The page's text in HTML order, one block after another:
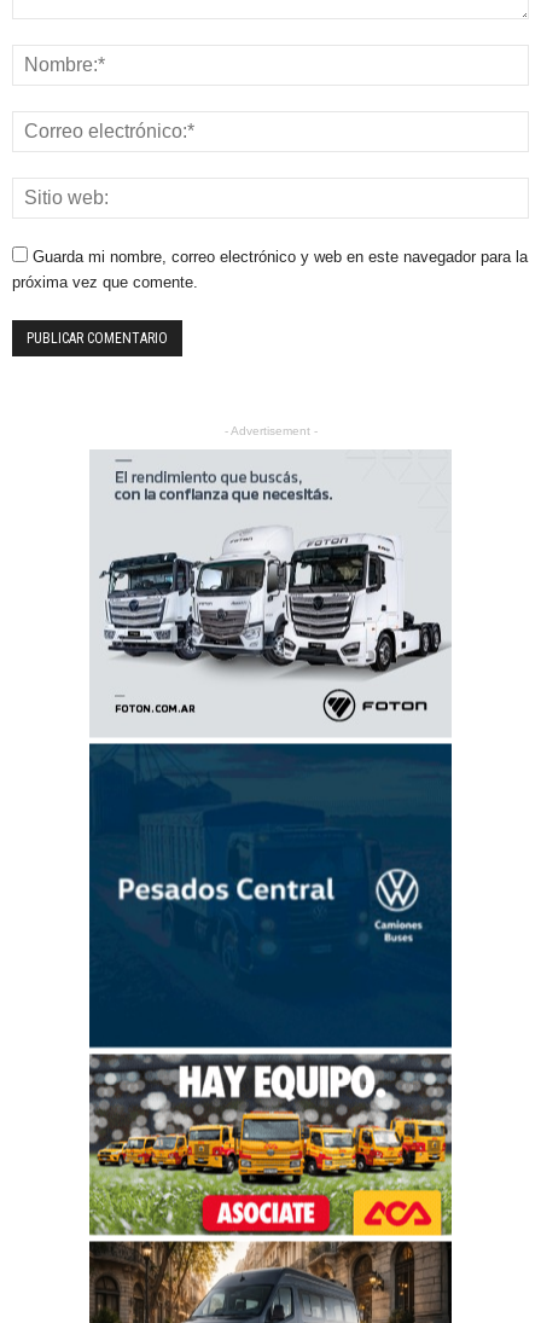
Guarda mi nombre, correo electrónico y web en este navegador para la
próxima vez que comente.
- Advertisement -